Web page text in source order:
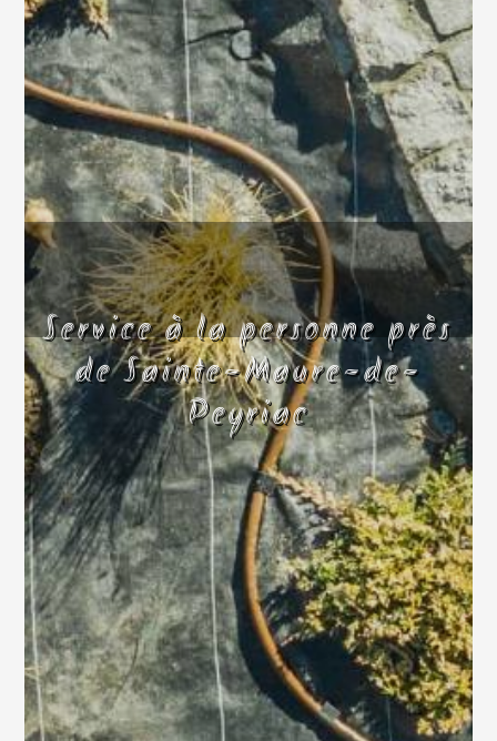
Service à la personne près
de Sainte-Maure-de-
Peyriac